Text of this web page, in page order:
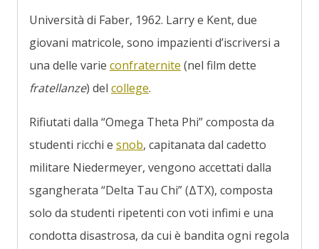
Università di Faber, 1962. Larry e Kent, due
giovani matricole, sono impazienti d’iscriversi a
una delle varie confraternite (nel film dette
fratellanze) del college.
Rifiutati dalla “Omega Theta Phi” composta da
studenti ricchi e snob, capitanata dal cadetto
militare Niedermeyer, vengono accettati dalla
sgangherata “Delta Tau Chi” (ΔΤΧ), composta
solo da studenti ripetenti con voti infimi e una
condotta disastrosa, da cui è bandita ogni regola